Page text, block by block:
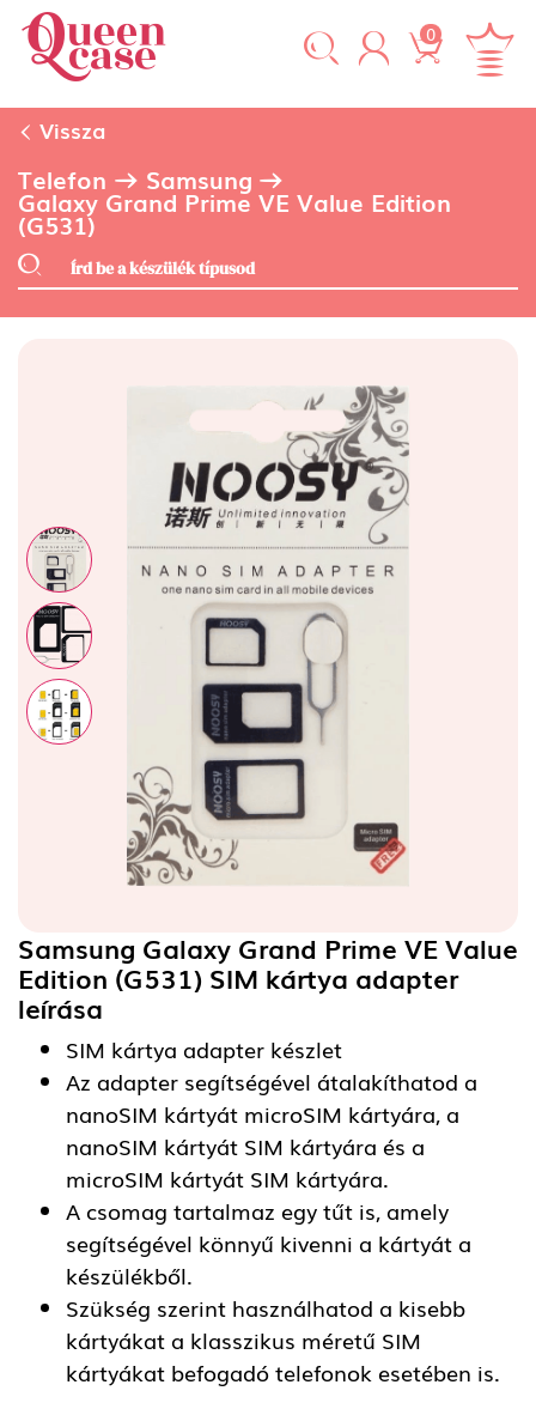
0
Vissza
Telefon Samsung
Galaxy Grand Prime VE Value Edition
(G531)
Samsung Galaxy Grand Prime VE Value
Edition (G531) SIM kártya adapter
leírása
SIM kártya adapter készlet
Az adapter segítségével átalakíthatod a
nanoSIM kártyát microSIM kártyára, a
nanoSIM kártyát SIM kártyára és a
microSIM kártyát SIM kártyára.
A csomag tartalmaz egy tűt is, amely
segítségével könnyű kivenni a kártyát a
készülékből.
Szükség szerint használhatod a kisebb
kártyákat a klasszikus méretű SIM
kártyákat befogadó telefonok esetében is.